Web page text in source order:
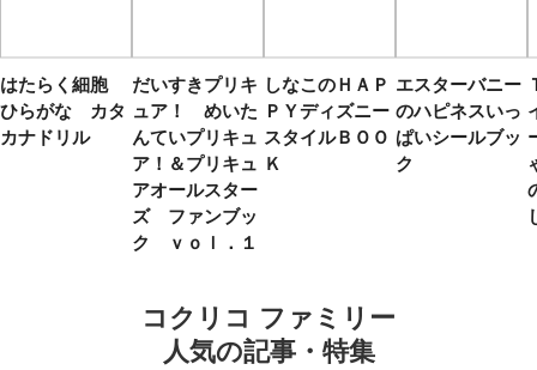
はたらく細胞
ひらがな カタ
カナドリル
だいすきプリキ
ュア！ めいた
んていプリキュ
ア！＆プリキュ
アオールスター
ズ ファンブッ
ク ｖｏｌ．１
しなこのＨＡＰ
ＰＹディズニー
スタイルＢＯＯ
Ｋ
エスターバニー
のハピネスいっ
ぱいシールブッ
ク
コクリコ ファミリー
人気の記事・特集